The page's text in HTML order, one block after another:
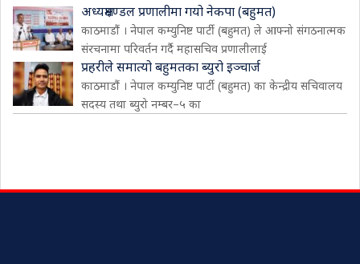
अध्यक्षमण्डल प्रणालीमा गयो नेकपा (बहुमत)
काठमाडौं । नेपाल कम्युनिष्ट पार्टी (बहुमत) ले आफ्नो संगठनात्मक
संरचनामा परिवर्तन गर्दै महासचिव प्रणालीलाई
प्रहरीले समात्यो बहुमतका ब्युरो इञ्चार्ज
काठमाडौं । नेपाल कम्युनिष्ट पार्टी (बहुमत) का केन्द्रीय सचिवालय
सदस्य तथा ब्युरो नम्बर–५ का